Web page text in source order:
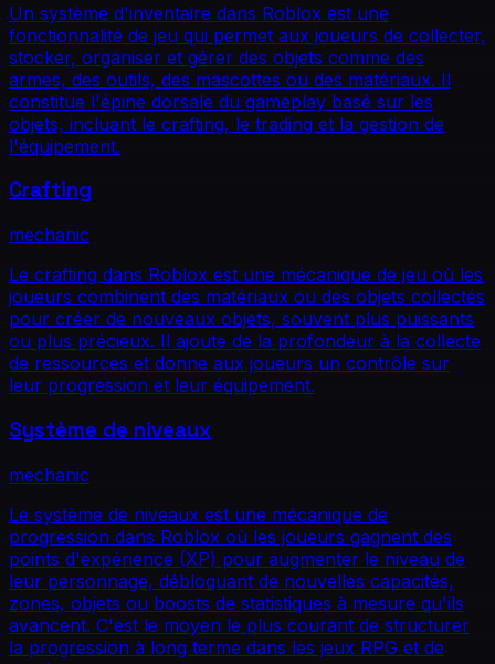
Un système d'inventaire dans Roblox est une
fonctionnalité de jeu qui permet aux joueurs de collecter,
stocker, organiser et gérer des objets comme des
armes, des outils, des mascottes ou des matériaux. Il
constitue l'épine dorsale du gameplay basé sur les
objets, incluant le crafting, le trading et la gestion de
l'équipement.
Crafting
mechanic
Le crafting dans Roblox est une mécanique de jeu où les
joueurs combinent des matériaux ou des objets collectés
pour créer de nouveaux objets, souvent plus puissants
ou plus précieux. Il ajoute de la profondeur à la collecte
de ressources et donne aux joueurs un contrôle sur
leur progression et leur équipement.
Système de niveaux
mechanic
Le système de niveaux est une mécanique de
progression dans Roblox où les joueurs gagnent des
points d'expérience (XP) pour augmenter le niveau de
leur personnage, débloquant de nouvelles capacités,
zones, objets ou boosts de statistiques à mesure qu'ils
avancent. C'est le moyen le plus courant de structurer
la progression à long terme dans les jeux RPG et de